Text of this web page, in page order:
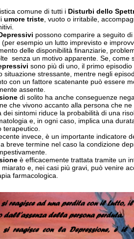
comune di tutti i Disturbi dello
umore triste , vuoto o irritabile,
possono comparire a seguito
esempio un lutto imprevisto e
delle disponibilità finanziarie,
senza un motivo apparente. Se, come
sono più di uno, il primo
situazione stressante, mentre negli
con un fattore scatenante può essere
assente.
di solito ha anche conseguenze
che vivono accanto alla persona che ne
dei sintomi riduce la probabilità di una
e, in ogni caso, implica una
terapeutico.
invece, è un importante indicatore
breve termine nel caso la condizione
è efficacemente trattata tramite un
miarato e, nei casi più gravi, può venire
farmacologica.